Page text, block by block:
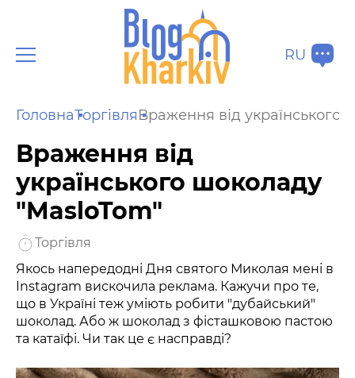
RU
ГоловнаТоргівляВраження від українського
Враження від
українського шоколаду
"MasloTom"
Торгівля
Якось напередодні Дня святого Миколая мені в
Instagram вискочила реклама. Кажучи про те,
що в Україні теж уміють робити "дубайський"
шоколад. Або ж шоколад з фісташковою пастою
та катаїфі. Чи так це є насправді?